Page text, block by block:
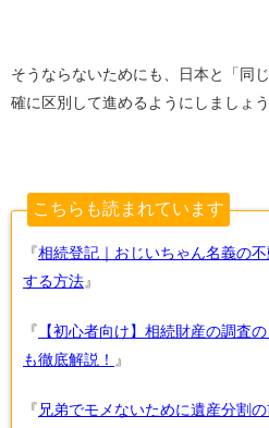
そうならないためにも、日本と「同
確に区別して進めるようにしましょう
こちらも読まれています
『相続登記｜おじいちゃん名義の
する方法』
『 【初心者向け】相続財産の調査
も徹底解説！ 』
『 兄弟でモメないために遺産分割